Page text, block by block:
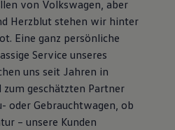
R
von Volkswagen, aber
Herzblut stehen wir hinter
Eine ganz persönliche
Service unseres
uns seit Jahren in
zum geschätzten Partner
oder Gebrauchtwagen, ob
– unsere Kunden